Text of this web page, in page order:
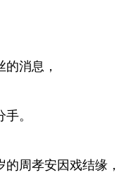
消息，
。
周孝安因戏结缘，